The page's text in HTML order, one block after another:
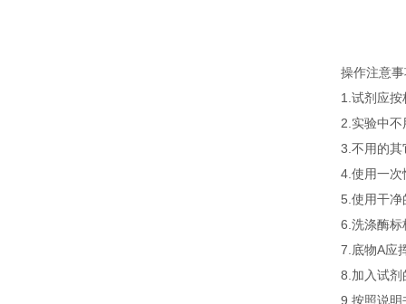
操作注意
1.试剂应
2.实验中
3.不用的其
4.使用一次
5.使用干净
6.洗涤酶标
7.底物A应
8.加入试剂
9.按照说明